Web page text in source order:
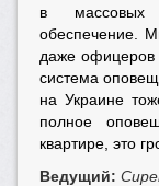
в массовых
обеспечение.
даже офицеров
система
на Украине
полное
квартире, это
Ведущий: